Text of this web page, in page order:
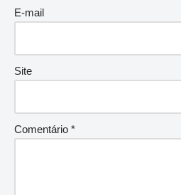
E-mail
Site
Comentário *